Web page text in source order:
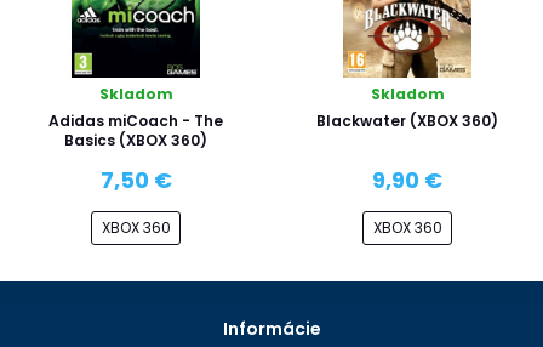
Skladom
Adidas miCoach - The
Basics (XBOX 360)
7,50 €
XBOX 360
Skladom
Blackwater (XBOX 360)
9,90 €
XBOX 360
Informácie